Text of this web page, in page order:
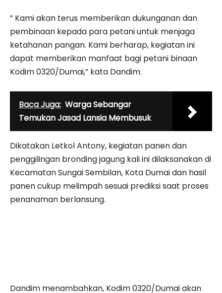
” Kami akan terus memberikan dukunganan dan
pembinaan kepada para petani untuk menjaga
ketahanan pangan. Kami berharap, kegiatan ini
dapat memberikan manfaat bagi petani binaan
Kodim 0320/Dumai,” kata Dandim.
Baca Juga: Warga Sebangar
Temukan Jasad Lansia Membusuk
Dikatakan Letkol Antony, kegiatan panen dan
penggilingan bronding jagung kali ini dilaksanakan di
Kecamatan Sungai Sembilan, Kota Dumai dan hasil
panen cukup melimpah sesuai prediksi saat proses
penanaman berlansung.
Dandim menambahkan, Kodim 0320/Dumai akan